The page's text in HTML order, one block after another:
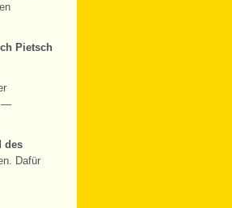
Pietsch
—
des
Dafür